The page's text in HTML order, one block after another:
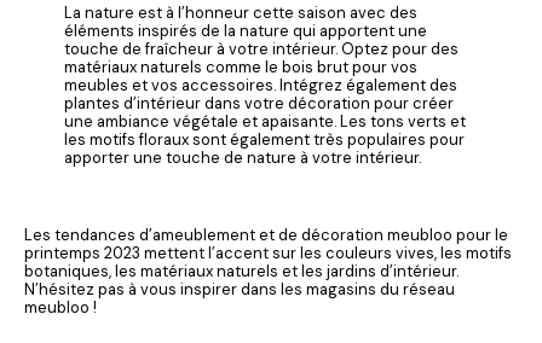
La nature est à l’honneur cette saison avec des
éléments inspirés de la nature qui apportent une
touche de fraîcheur à votre intérieur. Optez pour des
matériaux naturels comme le bois brut pour vos
meubles et vos accessoires. Intégrez également des
plantes d’intérieur dans votre décoration pour créer
une ambiance végétale et apaisante. Les tons verts et
les motifs floraux sont également très populaires pour
apporter une touche de nature à votre intérieur.
Les tendances d’ameublement et de décoration meubloo pour le
printemps 2023 mettent l’accent sur les couleurs vives, les motifs
botaniques, les matériaux naturels et les jardins d’intérieur.
N’hésitez pas à vous inspirer dans les magasins du réseau
meubloo !